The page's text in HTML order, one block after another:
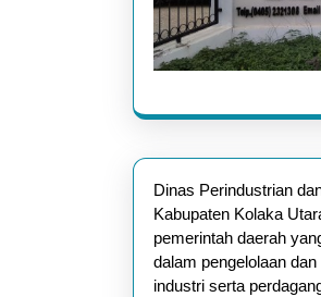
Dinas Perindustrian
Kabupaten Kolaka
pemerintah daerah
dalam pengelolaan
industri serta